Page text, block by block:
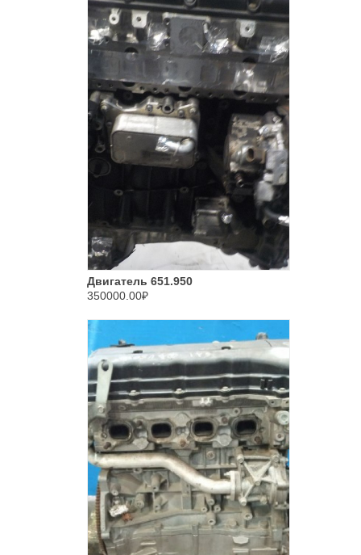
Двигатель 651.950
350000.00₽